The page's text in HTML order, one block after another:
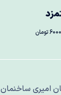
امیری ساخنمان